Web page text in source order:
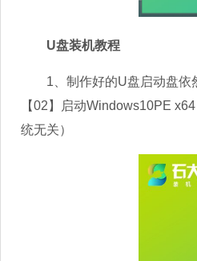
U盘装机教程
1、制作好的U盘启动盘依然
【02】启动Windows10PE
统无关）